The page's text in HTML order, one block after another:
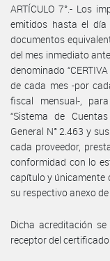
ARTÍCULO 7°.- Los
emitidos hasta el
documentos
del mes inmediato
denominado
de cada mes -por
fiscal mensual-,
“Sistema de
General N° 2.463 y
cada proveedor,
conformidad con lo
capítulo y únicamente
su respectivo anexo
Dicha acreditación
receptor del